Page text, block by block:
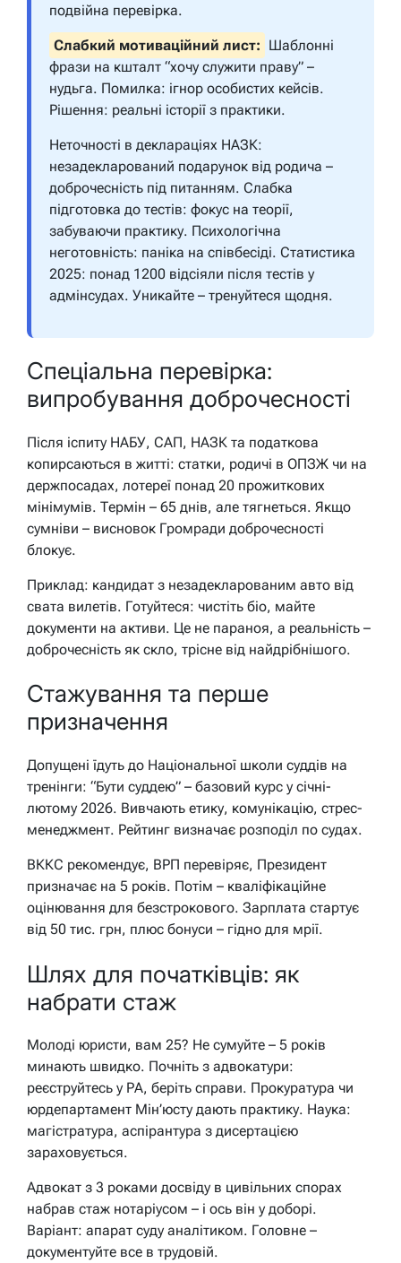
подвійна перевірка.
Слабкий мотиваційний лист: Шаблонні
фрази на кшталт “хочу служити праву” –
нудьга. Помилка: ігнор особистих кейсів.
Рішення: реальні історії з практики.
Неточності в деклараціях НАЗК:
незадекларований подарунок від родича –
доброчесність під питанням. Слабка
підготовка до тестів: фокус на теорії,
забуваючи практику. Психологічна
неготовність: паніка на співбесіді. Статистика
2025: понад 1200 відсіяли після тестів у
адмінсудах. Уникайте – тренуйтеся щодня.
Спеціальна перевірка:
випробування доброчесності
Після іспиту НАБУ, САП, НАЗК та податкова
копирсаються в житті: статки, родичі в ОПЗЖ чи на
держпосадах, лотереї понад 20 прожиткових
мінімумів. Термін – 65 днів, але тягнеться. Якщо
сумніви – висновок Громради доброчесності
блокує.
Приклад: кандидат з незадекларованим авто від
свата вилетів. Готуйтеся: чистіть біо, майте
документи на активи. Це не параноя, а реальність –
доброчесність як скло, трісне від найдрібнішого.
Стажування та перше
призначення
Допущені їдуть до Національної школи суддів на
тренінги: “Бути суддею” – базовий курс у січні-
лютому 2026. Вивчають етику, комунікацію, стрес-
менеджмент. Рейтинг визначає розподіл по судах.
ВККС рекомендує, ВРП перевіряє, Президент
призначає на 5 років. Потім – кваліфікаційне
оцінювання для безстрокового. Зарплата стартує
від 50 тис. грн, плюс бонуси – гідно для мрії.
Шлях для початківців: як
набрати стаж
Молоді юристи, вам 25? Не сумуйте – 5 років
минають швидко. Почніть з адвокатури:
реєструйтесь у РА, беріть справи. Прокуратура чи
юрдепартамент Мін’юсту дають практику. Наука:
магістратура, аспірантура з дисертацією
зараховується.
Адвокат з 3 роками досвіду в цивільних спорах
набрав стаж нотаріусом – і ось він у доборі.
Варіант: апарат суду аналітиком. Головне –
документуйте все в трудовій.